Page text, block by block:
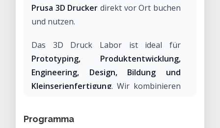
Prusa 3D Drucker direkt vor Ort buchen
und nutzen.
Das 3D Druck Labor ist ideal für
Prototyping, Produktentwicklung,
Engineering, Design, Bildung und
Kleinserienfertigung. Wir kombinieren
Programma